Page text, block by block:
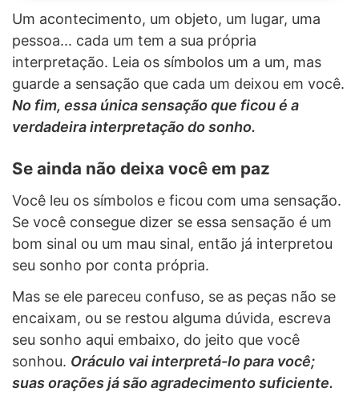
Um acontecimento, um objeto, um lugar, uma
pessoa... cada um tem a sua própria
interpretação. Leia os símbolos um a um, mas
guarde a sensação que cada um deixou em você.
No fim, essa única sensação que ficou é a
verdadeira interpretação do sonho.
Se ainda não deixa você em paz
Você leu os símbolos e ficou com uma sensação.
Se você consegue dizer se essa sensação é um
bom sinal ou um mau sinal, então já interpretou
seu sonho por conta própria.
Mas se ele pareceu confuso, se as peças não se
encaixam, ou se restou alguma dúvida, escreva
seu sonho aqui embaixo, do jeito que você
sonhou. Oráculo vai interpretá-lo para você;
suas orações já são agradecimento suficiente.